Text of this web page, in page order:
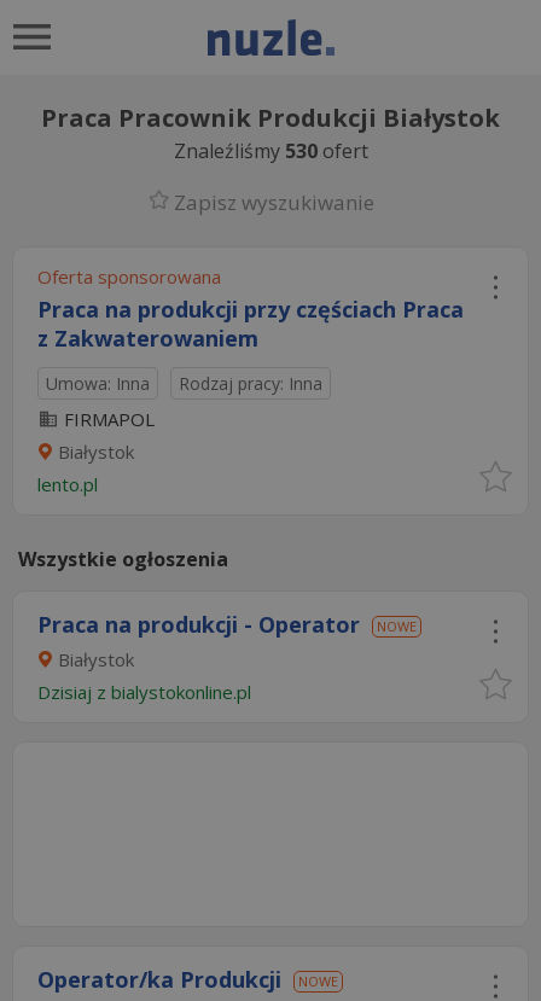
Praca Pracownik Produkcji Białystok
Znaleźliśmy 530ofert
Zapisz wyszukiwanie
Oferta sponsorowana
Praca na produkcji przy częściach Praca
z Zakwaterowaniem
Umowa: Inna Rodzaj pracy: Inna
FIRMAPOL
Białystok
lento.pl
Wszystkie ogłoszenia
Praca na produkcji - Operator NOWE
Białystok
Dzisiaj z bialystokonline.pl
Operator/ka Produkcji NOWE